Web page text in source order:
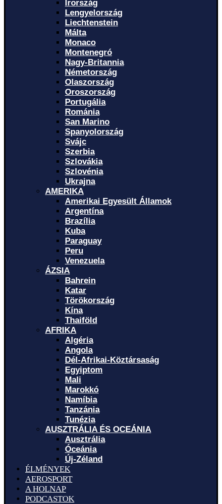
Írország
Lengyelország
Liechtenstein
Málta
Monaco
Montenegró
Nagy-Britannia
Németország
Olaszország
Oroszország
Portugália
Románia
San Marino
Spanyolország
Svájc
Szerbia
Szlovákia
Szlovénia
Ukrajna
AMERIKA
Amerikai Egyesült Államok
Argentína
Brazília
Kuba
Paraguay
Peru
Venezuela
ÁZSIA
Bahrein
Katar
Törökország
Kína
Thaiföld
AFRIKA
Algéria
Angola
Dél-Afrikai-Köztársaság
Egyiptom
Mali
Marokkó
Namíbia
Tanzánia
Tunézia
AUSZTRÁLIA ÉS OCEÁNIA
Ausztrália
Óceánia
Új-Zéland
ÉLMÉNYEK
AEROSPORT
A HOLNAP
PODCASTOK